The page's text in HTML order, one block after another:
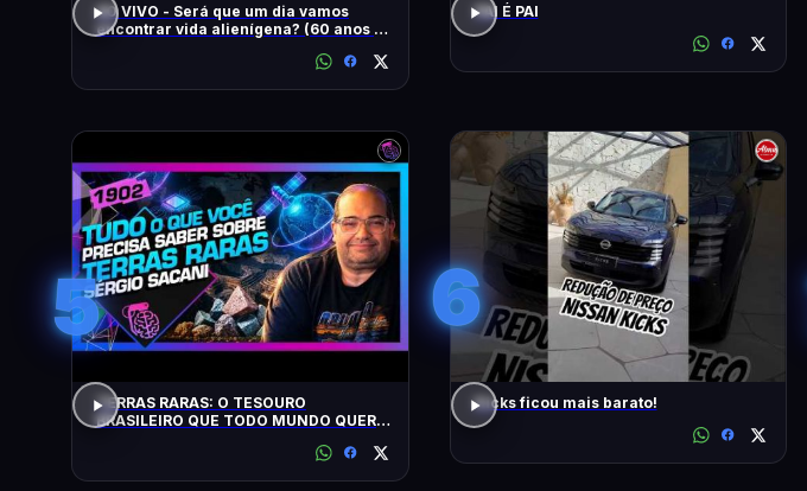
AO VIVO - Será que um dia vamos
encontrar vida alienígena? (60 anos de
PAI É PAI
5
TERRAS RARAS: O TESOURO
BRASILEIRO QUE TODO MUNDO QUER:
6
Kicks ficou mais barato!